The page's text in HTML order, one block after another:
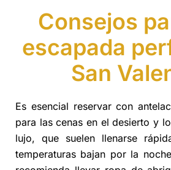
Consejos
escapada
San
Es esencial reservar con
para las cenas en el desierto y
lujo, que suelen llenarse
temperaturas bajan por la